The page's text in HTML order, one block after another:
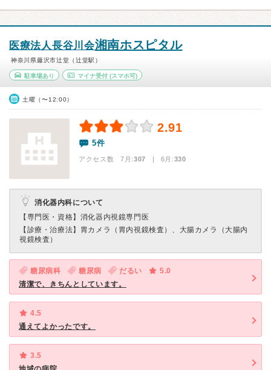
医療法人長谷川会湘南ホスピタル
神奈川県藤沢市辻堂（辻堂駅）
駐車場あり マイナ受付(スマホ可)
土曜（〜12:00）
2.91
5件
アクセス数 7月:307 | 6月:330
消化器内科について
【専門医・資格】 消化器内視鏡専門医
【診療・治療法】 胃カメラ（胃内視鏡検査）、大腸カメラ（大腸内
視鏡検査）
糖尿病科 糖尿病 だるい
5.0
清潔で、きちんとしています。
4.5
通えてよかったです。
3.5